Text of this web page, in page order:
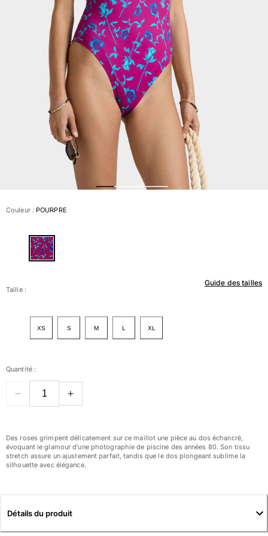
Slips de bain
Le Magique
Tous les articles
Prêt-à-porter
Polos
Chemises
Bermudas et Shorts
Pulls et Cardigans
Vestes et Manteaux
Pantalons
Sweats
T-shirts
Grandes tailles
Tous les articles
Maillots de bain
Hauts
Bas
Tous les articles
Prêt-à-porter
Shorts
Couleur : POURPRE
Guide des tailles
Taille :
XS S M L XL
Quantité :
Des roses grimpent délicatement sur ce maillot une pièce au dos échancré,
évoquant le glamour d'une photographie de piscine des années 80. Son tissu
stretch assure un ajustement parfait, tandis que le dos plongeant sublime la
silhouette avec élégance.
Détails du produit